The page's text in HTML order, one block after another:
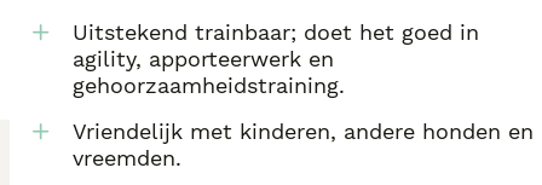
Uitstekend trainbaar; doet het goed in
agility, apporteerwerk en
gehoorzaamheidstraining.
Vriendelijk met kinderen, andere honden en
vreemden.